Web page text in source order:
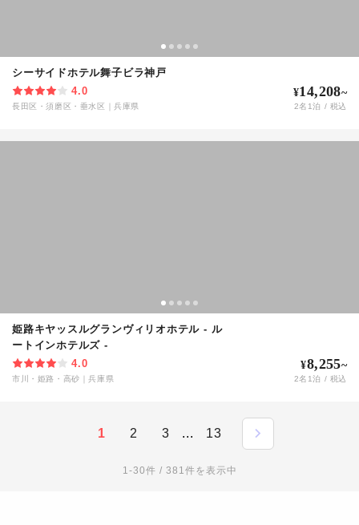
シーサイドホテル舞子ビラ神戸
4.0
長田区・須磨区・垂水区 ｜兵庫県
¥14,208~
2名 1泊 / 税込
姫路キヤッスルグランヴィリオホテル - ル
ートインホテルズ -
4.0
市川・姫路・高砂 ｜兵庫県
¥8,255~
2名 1泊 / 税込
1 2 3 ... 13
1-30件 / 381件を表示中